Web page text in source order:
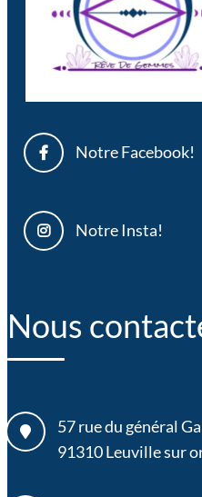
Notre Facebook!
Notre Insta!
Nous
57 rue du général
91310Leuville sur